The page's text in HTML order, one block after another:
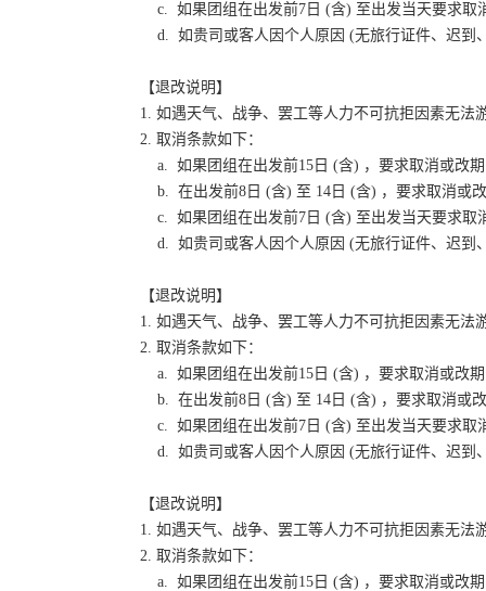
c. 如果团组在出发前7日 (含) 至出发当天要求取
d. 如贵司或客人因个人原因 (无旅行证件、迟到
【退改说明】
1. 如遇天气、战争、罢工等人力不可抗拒因素无
2. 取消条款如下：
a. 如果团组在出发前15日 (含) ，要求取消或改
b. 在出发前8日 (含) 至 14日 (含) ，要求取消或
c. 如果团组在出发前7日 (含) 至出发当天要求取
d. 如贵司或客人因个人原因 (无旅行证件、迟到
【退改说明】
1. 如遇天气、战争、罢工等人力不可抗拒因素无
2. 取消条款如下：
a. 如果团组在出发前15日 (含) ，要求取消或改
b. 在出发前8日 (含) 至 14日 (含) ，要求取消或
c. 如果团组在出发前7日 (含) 至出发当天要求取
d. 如贵司或客人因个人原因 (无旅行证件、迟到
【退改说明】
1. 如遇天气、战争、罢工等人力不可抗拒因素无
2. 取消条款如下：
a. 如果团组在出发前15日 (含) ，要求取消或改